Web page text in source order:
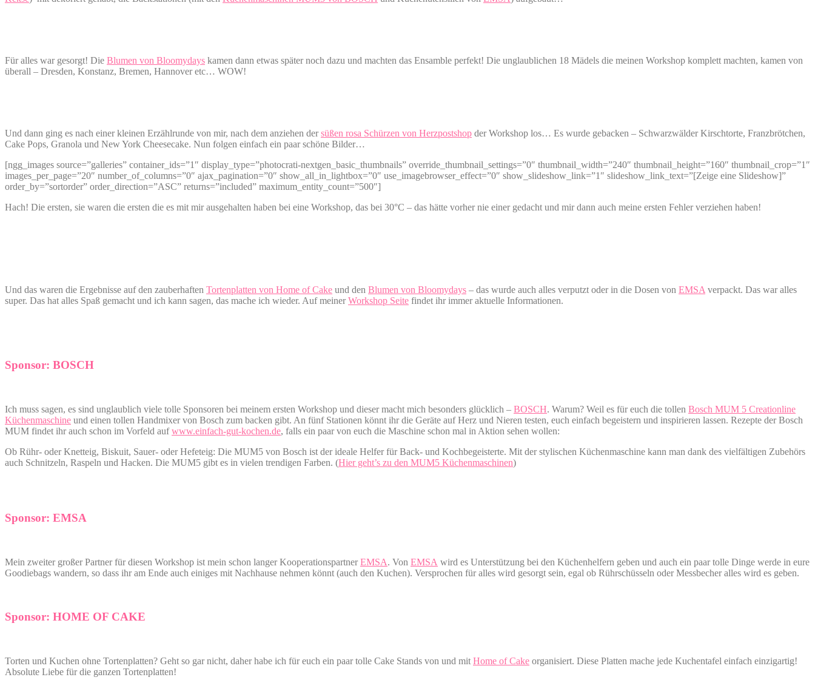
Für alles war gesorgt! Die Blumen von Bloomydays kamen dann etwas später noch dazu und machten das Ensamble perfekt! Die unglaublichen 18 Mädels die meinen Workshop komplett machten, kamen von
überall – Dresden, Konstanz, Bremen, Hannover etc… WOW!
Und dann ging es nach einer kleinen Erzählrunde von mir, nach dem anziehen dersüßen rosa Schürzen von Herzpostshop der Workshop los… Es wurde gebacken – Schwarzwälder Kirschtorte, Franzbrötchen,
Cake Pops, Granola und New York Cheesecake. Nun folgen einfach ein paar schöne Bilder…
[ngg_images source=”galleries” container_ids=”1″ display_type=”photocrati-nextgen_basic_thumbnails” override_thumbnail_settings=”0″ thumbnail_width=”240″ thumbnail_height=”160″ thumbnail_crop=”1″
images_per_page=”20″ number_of_columns=”0″ ajax_pagination=”0″ show_all_in_lightbox=”0″ use_imagebrowser_effect=”0″ show_slideshow_link=”1″ slideshow_link_text=”[Zeige eine Slideshow]”
order_by=”sortorder” order_direction=”ASC” returns=”included” maximum_entity_count=”500″]
Hach! Die ersten, sie waren die ersten die es mit mir ausgehalten haben bei eine Workshop, das bei 30°C – das hätte vorher nie einer gedacht und mir dann auch meine ersten Fehler verziehen haben!
Und das waren die Ergebnisse auf den zauberhaften Tortenplatten von Home of Cake und den Blumen von Bloomydays – das wurde auch alles verputzt oder in die Dosen von EMSA verpackt. Das war alles
super. Das hat alles Spaß gemacht und ich kann sagen, das mache ich wieder. Auf meinerWorkshop Seite findet ihr immer aktuelle Informationen.
Sponsor: BOSCH
Ich muss sagen, es sind unglaublich viele tolle Sponsoren bei meinem ersten Workshop und dieser macht mich besonders glücklich – BOSCH. Warum? Weil es für euch die tollen Bosch MUM 5 Creationline
Küchenmaschine und einen tollen Handmixer von Bosch zum backen gibt. An fünf Stationen könnt ihr die Geräte auf Herz und Nieren testen, euch einfach begeistern und inspirieren lassen. Rezepte der Bosch
MUM findet ihr auch schon im Vorfeld aufwww.einfach-gut-kochen.de, falls ein paar von euch die Maschine schon mal in Aktion sehen wollen:
Ob Rühr- oder Knetteig, Biskuit, Sauer- oder Hefeteig: Die MUM5 von Bosch ist der ideale Helfer für Back- und Kochbegeisterte. Mit der stylischen Küchenmaschine kann man dank des vielfältigen Zubehörs
auch Schnitzeln, Raspeln und Hacken. Die MUM5 gibt es in vielen trendigen Farben. (Hier geht’s zu den MUM5 Küchenmaschinen)
Sponsor: EMSA
Mein zweiter großer Partner für diesen Workshop ist mein schon langer KooperationspartnerEMSA. Von EMSA wird es Unterstützung bei den Küchenhelfern geben und auch ein paar tolle Dinge werde in eure
Goodiebags wandern, so dass ihr am Ende auch einiges mit Nachhause nehmen könnt (auch den Kuchen). Versprochen für alles wird gesorgt sein, egal ob Rührschüsseln oder Messbecher alles wird es geben.
Sponsor: HOME OF CAKE
Torten und Kuchen ohne Tortenplatten? Geht so gar nicht, daher habe ich für euch ein paar tolle Cake Stands von und mit Home of Cake organisiert. Diese Platten mache jede Kuchentafel einfach einzigartig!
Absolute Liebe für die ganzen Tortenplatten!